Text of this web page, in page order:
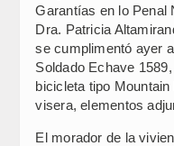
Garantías en lo Penal
Dra. Patricia
se cumplimentó ayer
Soldado Echave
bicicleta tipo
visera, elementos
El morador de la